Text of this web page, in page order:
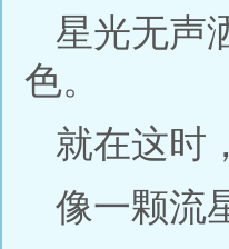
星光无声
色。
就在这时
像一颗流